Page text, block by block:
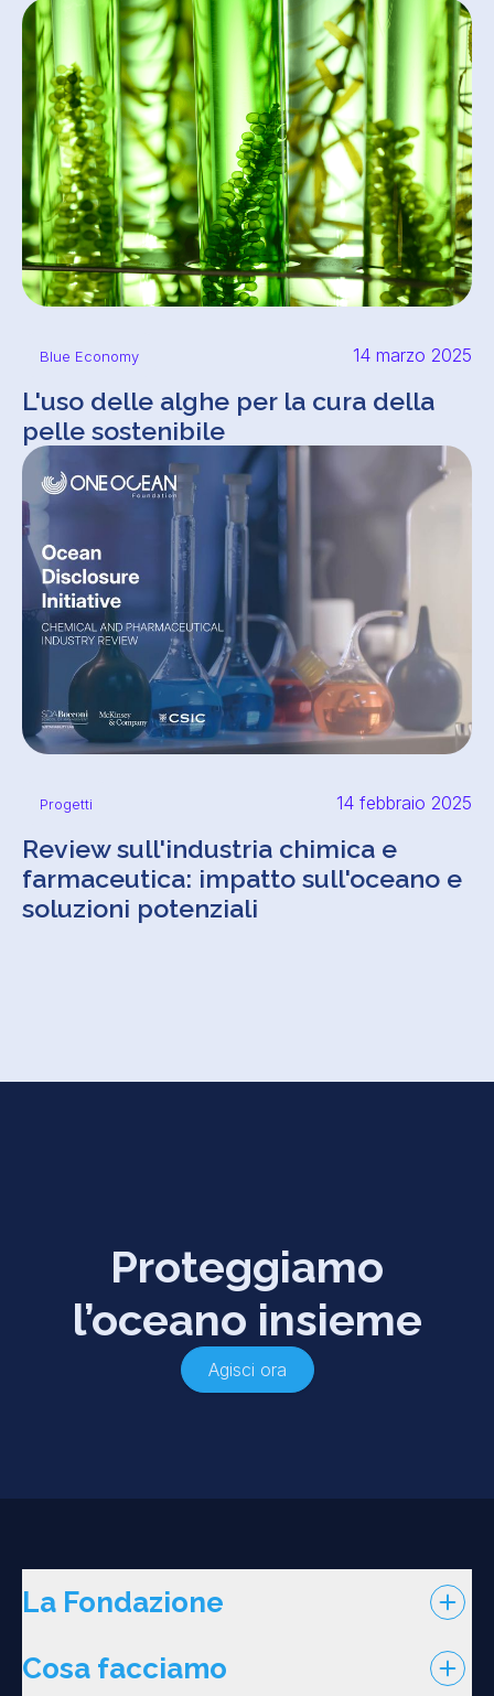
Blue Economy 14 marzo 2025
L'uso delle alghe per la cura della
pelle sostenibile
Progetti 14 febbraio 2025
Review sull'industria chimica e
farmaceutica: impatto sull'oceano e
soluzioni potenziali
Proteggiamo
l’oceano insieme
Agisci ora
La Fondazione
Cosa facciamo